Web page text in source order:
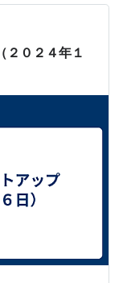
まつり』は大人
祭り！ 会津蘆名
０２４年１